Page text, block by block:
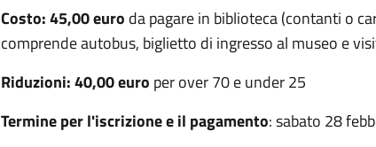
Costo:45,00 euro da pagare in biblioteca (contanti o
comprende autobus, biglietto di ingresso al museo e
Riduzioni: 40,00 euro per over 70 e under 25
Termine per l'iscrizione e il pagamento: sabato 28